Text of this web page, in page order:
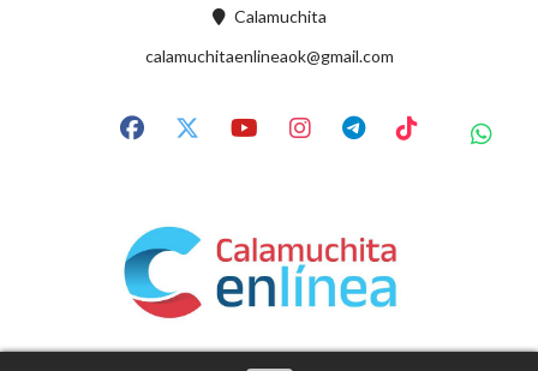
Calamuchita
calamuchitaenlineaok@gmail.com